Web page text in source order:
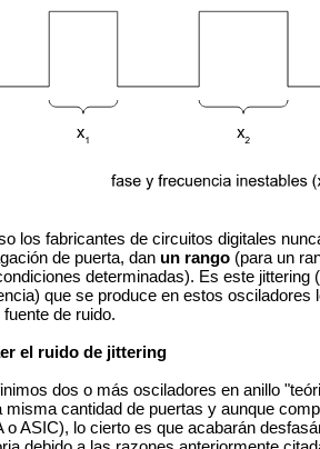
los fabricantes de circuitos digitales
de puerta, dan un rango (para un
determinadas). Es este jittering
que se produce en estos osciladores
de ruido.
el ruido de jittering
dos o más osciladores en anillo
misma cantidad de puertas y aunque
o ASIC), lo cierto es que acabarán